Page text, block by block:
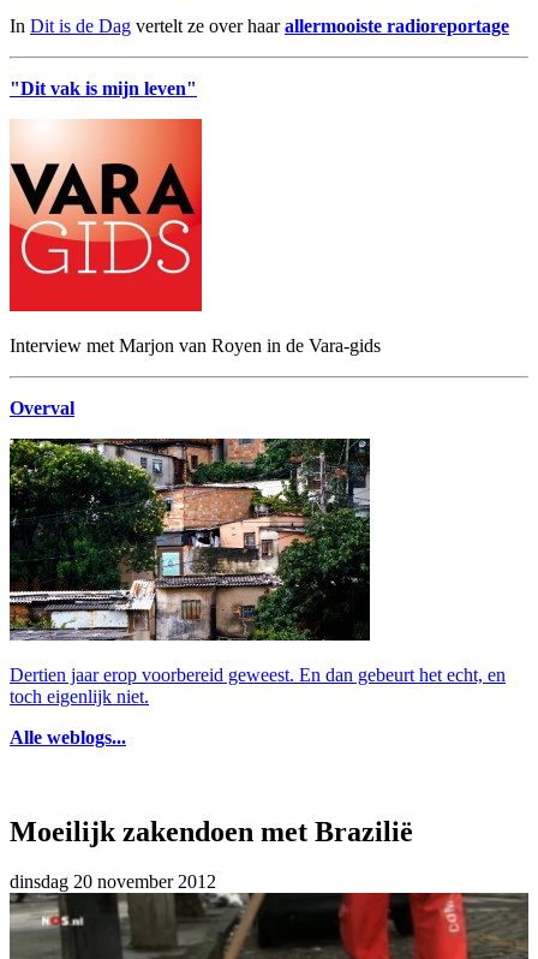
In Dit is de Dag vertelt ze over haarallermooiste radioreportage
"Dit vak is mijn leven"
Interview met Marjon van Royen in de Vara-gids
Overval
Dertien jaar erop voorbereid geweest. En dan gebeurt het echt, en
toch eigenlijk niet.
Alle weblogs...
Moeilijk zakendoen met Brazilië
dinsdag 20 november 2012